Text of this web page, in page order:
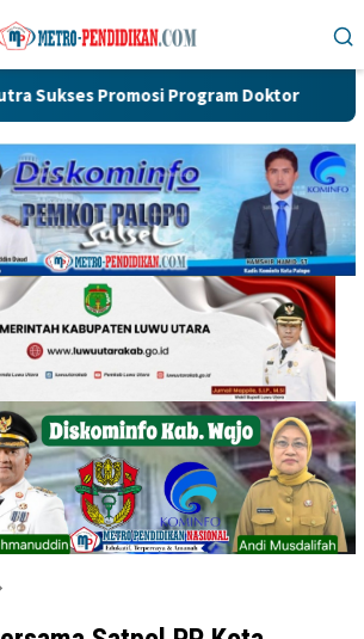
Program Doktor Perkuat